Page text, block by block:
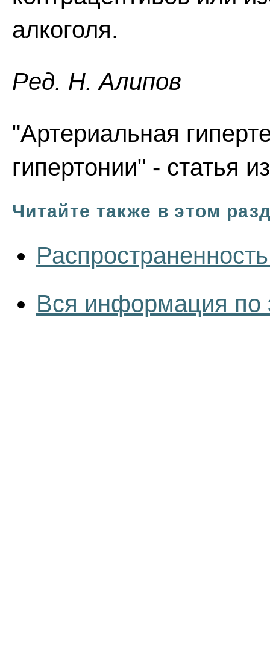
алкоголя.
Ред. Н. Алипов
"Артериальная
гипертонии" - статья
Читайте также в этом
Вся информация по